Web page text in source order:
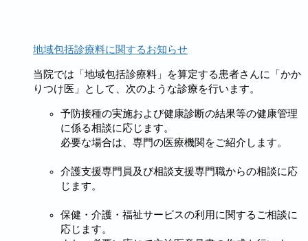
地域包括診療料に関するお知らせ
当院では「地域包括診療料」を算定する患者さんに「かか
りつけ医」として、次のような診療を行います。
予防接種の実施および健康診断の結果等の健康管理
に係る相談に応じます。
必要な場合は、専門の医療機関をご紹介します。
介護支援専門員及び相談支援専門職からの相談に応
じます。
保健・介護・福祉サービスの利用に関するご相談に
応じます。